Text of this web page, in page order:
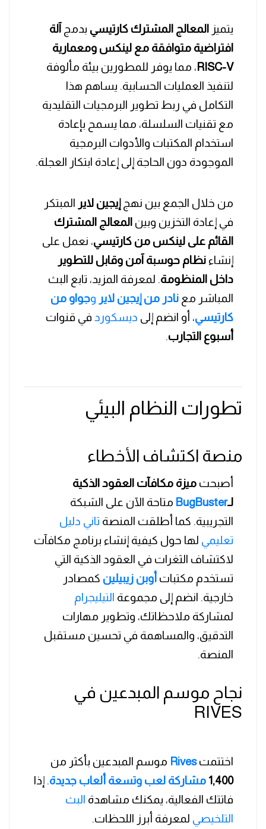
يتميز المعالج المشترك كارتيسي بدمج آلة
افتراضية متوافقة مع لينكس ومعمارية
RISC-V ، مما يوفر للمطورين بيئة مألوفة
لتنفيذ العمليات الحسابية. يساهم هذا
التكامل في ربط تطوير البرمجيات التقليدية
مع تقنيات السلسلة، مما يسمح بإعادة
استخدام المكتبات والأدوات البرمجية
الموجودة دون الحاجة إلى إعادة ابتكار العجلة.
من خلال الجمع بين نهج إيجين لاير
المبتكر
في إعادة التخزين وبين المعالج المشترك
القائم على لينكس من كارتيسي، نعمل على
إنشاء نظام حوسبة آمن وقابل للتطوير
داخل المنظومة. لمعرفة المزيد، تابع البث
المباشر مع نادر من إيجين لاير وجواو من
كارتيسي، أو انضم إلى ديسكورد في قنوات
أسبوع التجارب.
تطورات النظام البيئي
منصة اكتشاف الأخطاء
أصبحت ميزة مكافآت العقود الذكية
لـBugBuster متاحة الآن على الشبكة
التجريبية. كما أطلقت المنصة ثاني دليل
تعليمي لها حول كيفية إنشاء برنامج مكافآت
لاكتشاف الثغرات في العقود الذكية التي
تستخدم مكتبات أوبن زيبيلين كمصادر
خارجية. انضم إلى مجموعة التيليجرام
لمشاركة ملاحظاتك، وتطوير مهارات
التدقيق، والمساهمة في تحسين مستقبل
المنصة.
نجاح موسم المبدعين في
RIVES
اختتمتRives موسم المبدعين بأكثر من
1,400مشاركة لعب وتسعة ألعاب جديدة. إذا
فاتتك الفعالية، يمكنك مشاهدة البث
التلخيصي لمعرفة أبرز اللحظات.